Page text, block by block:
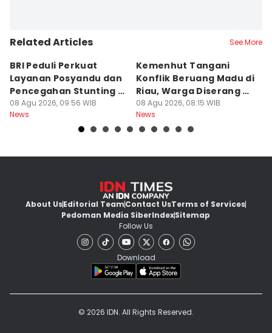
Related Articles See More
BRI Peduli Perkuat
Layanan Posyandu dan
Pencegahan Stunting di
Sleman
08 Agu 2026, 09:56 WIB
News
Kemenhut Tangani
Konflik Beruang Madu di
Riau, Warga Diserang di
Kebun
08 Agu 2026, 08:15 WIB
News
About UsEditorial TeamContact UsTerms of Services
Pedoman Media SiberIndexSitemap
Follow Us
Download
© 2026 IDN. All Rights Reserved.